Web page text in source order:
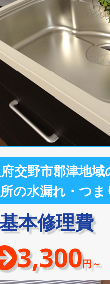
交野市郡津地域
の水漏れ・つま
基本修理費
3,300円～